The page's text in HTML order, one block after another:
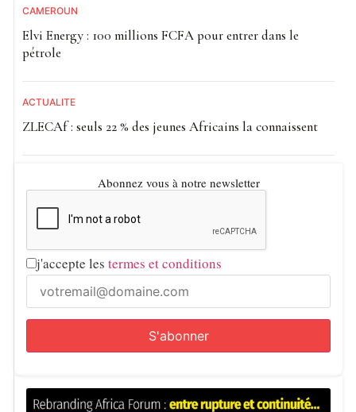
CAMEROUN
Elvi Energy : 100 millions FCFA pour entrer dans le
pétrole
ACTUALITE
ZLECAf : seuls 22 % des jeunes Africains la connaissent
Abonnez vous à notre newsletter
j'accepte les termes et conditions